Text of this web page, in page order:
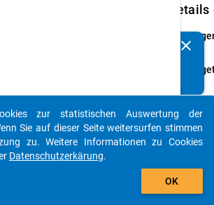
Details
47
Offen
clear
auto_stories
add_shopping_cart
zur statistischen Auswertung der
Sie auf dieser Seite weitersurfen stimmen
zu. Weitere Informationen zu Cookies
Datenschutzerkärung.
OK